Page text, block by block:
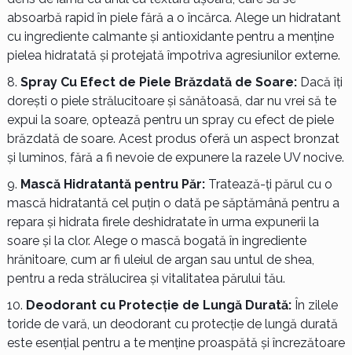
absoarbă rapid în piele fără a o încărca. Alege un hidratant
cu ingrediente calmante și antioxidante pentru a menține
pielea hidratată și protejată împotriva agresiunilor externe.
Spray Cu Efect de Piele Brăzdată de Soare:Dacă îți
dorești o piele strălucitoare și sănătoasă, dar nu vrei să te
expui la soare, optează pentru un spray cu efect de piele
brăzdată de soare. Acest produs oferă un aspect bronzat
și luminos, fără a fi nevoie de expunere la razele UV nocive.
Mască Hidratantă pentru Păr:Tratează-ți părul cu o
mască hidratantă cel puțin o dată pe săptămână pentru a
repara și hidrata firele deshidratate în urma expunerii la
soare și la clor. Alege o mască bogată în ingrediente
hrănitoare, cum ar fi uleiul de argan sau untul de shea,
pentru a reda strălucirea și vitalitatea părului tău.
Deodorant cu Protecție de Lungă Durată:În zilele
toride de vară, un deodorant cu protecție de lungă durată
este esențial pentru a te menține proaspătă și încrezătoare